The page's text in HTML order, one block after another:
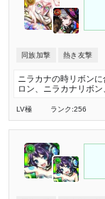
同族加撃 熱き友撃
ニラカナの時リボン
ロン、ニラカナリボ
LV極 ランク:256